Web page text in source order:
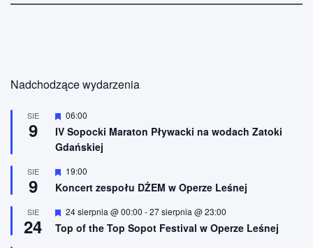
Nadchodzące wydarzenia
SIE
9
W
y
r
ó
n
o
e
06:00
IV Sopocki Maraton Pływacki na wodach Zatoki
Gdańskiej
SIE
9
W
r
ż
n
19:00
Koncert zespołu DŻEM w Operze Leśnej
SIE
24
W
r
24 sierpnia @ 00:00 -27 sierpnia @ 23:00
Top of the Top Sopot Festival w Operze Leśnej